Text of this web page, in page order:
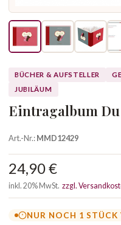
BÜCHER & AUFSTELLER
JUBILÄUM
Eintragalbum
Art.-Nr.:MMD12429
24,90 €
inkl. 20% MwSt. zzgl.
NUR NOCH 1 STÜCK